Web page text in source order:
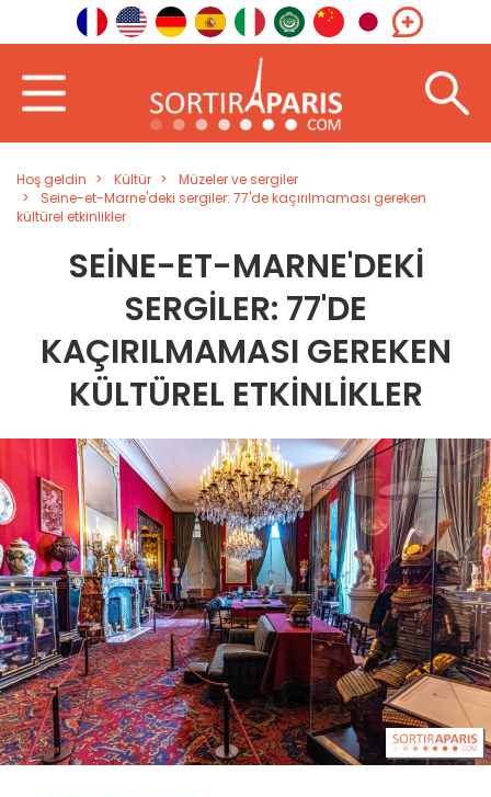
Hoş geldin Kültür
Müzeler ve sergiler
Seine-et-Marne'deki sergiler: 77'de kaçırılmaması gereken
kültürel etkinlikler
SEINE-ET-MARNE'DEKI
SERGILER: 77'DE
KAÇIRILMAMASI GEREKEN
KÜLTÜREL ETKINLIKLER